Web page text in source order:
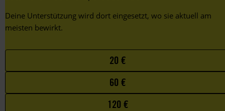
Deine Unterstützung wird dort eingesetzt, wo sie aktuell am
meisten bewirkt.
your
favorite
20 €
60 €
120 €